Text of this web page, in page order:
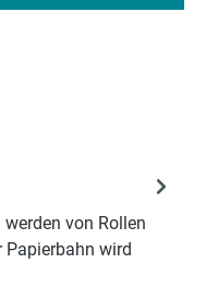
von Rollen
Papierbahn wird